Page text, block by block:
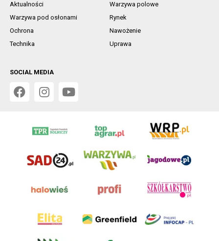
Aktualności
Warzywa polowe
Warzywa pod osłonami
Rynek
Ochrona
Nawożenie
Technika
Uprawa
SOCIAL MEDIA